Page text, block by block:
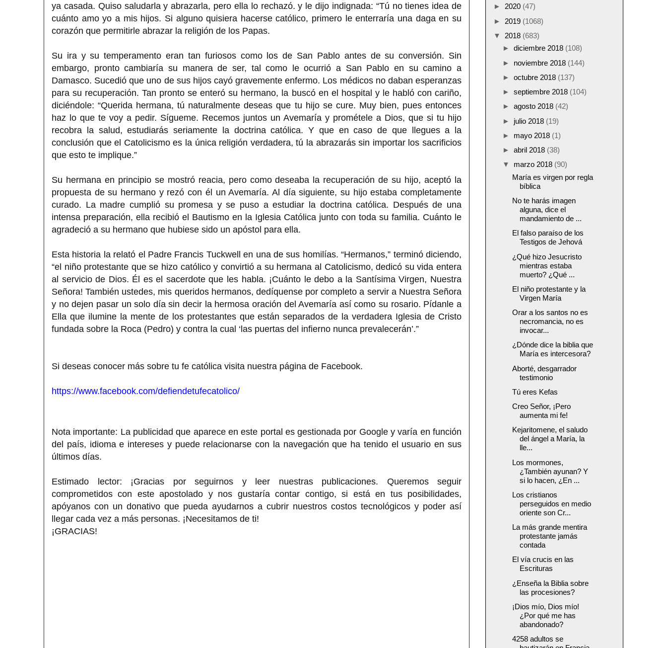
ya casada. Quiso saludarla y abrazarla, pero ella lo rechazó. y le dijo indignada: “Tú no tienes idea de
cuánto amo yo a mis hijos. Si alguno quisiera hacerse católico, primero le enterraría una daga en su
corazón que permitirle abrazar la religión de los Papas.
Su ira y su temperamento eran tan furiosos como los de San Pablo antes de su conversión. Sin
embargo, pronto cambiaría su manera de ser, tal como le ocurrió a San Pablo en su camino a
Damasco. Sucedió que uno de sus hijos cayó gravemente enfermo. Los médicos no daban esperanzas
para su recuperación. Tan pronto se enteró su hermano, la buscó en el hospital y le habló con cariño,
diciéndole: “Querida hermana, tú naturalmente deseas que tu hijo se cure. Muy bien, pues entonces
haz lo que te voy a pedir. Sígueme. Recemos juntos un Avemaría y prométele a Dios, que si tu hijo
recobra la salud, estudiarás seriamente la doctrina católica. Y que en caso de que llegues a la
conclusión que el Catolicismo es la única religión verdadera, tú la abrazarás sin importar los sacrificios
que esto te implique.”
Su hermana en principio se mostró reacia, pero como deseaba la recuperación de su hijo, aceptó la
propuesta de su hermano y rezó con él un Avemaría. Al día siguiente, su hijo estaba completamente
curado. La madre cumplió su promesa y se puso a estudiar la doctrina católica. Después de una
intensa preparación, ella recibió el Bautismo en la Iglesia Católica junto con toda su familia. Cuánto le
agradeció a su hermano que hubiese sido un apóstol para ella.
Esta historia la relató el Padre Francis Tuckwell en una de sus homilías. “Hermanos,” terminó diciendo,
“el niño protestante que se hizo católico y convirtió a su hermana al Catolicismo, dedicó su vida entera
al servicio de Dios. Él es el sacerdote que les habla. ¡Cuánto le debo a la Santísima Virgen, Nuestra
Señora! También ustedes, mis queridos hermanos, dedíquense por completo a servir a Nuestra Señora
y no dejen pasar un solo día sin decir la hermosa oración del Avemaría así como su rosario. Pídanle a
Ella que ilumine la mente de los protestantes que están separados de la verdadera Iglesia de Cristo
fundada sobre la Roca (Pedro) y contra la cual ‘las puertas del infierno nunca prevalecerán’.”
Si deseas conocer más sobre tu fe católica visita nuestra página de Facebook.
https://www.facebook.com/defiendetufecatolico/
Nota importante: La publicidad que aparece en este portal es gestionada por Google y varía en función
del país, idioma e intereses y puede relacionarse con la navegación que ha tenido el usuario en sus
últimos días.
Estimado lector: ¡Gracias por seguirnos y leer nuestras publicaciones. Queremos seguir
comprometidos con este apostolado y nos gustaría contar contigo, si está en tus posibilidades,
apóyanos con un donativo que pueda ayudarnos a cubrir nuestros costos tecnológicos y poder así
llegar cada vez a más personas. ¡Necesitamos de ti!
¡GRACIAS!
► 2020 (47)
► 2019 (1068)
▼ 2018 (683)
► diciembre 2018 (108)
► noviembre 2018 (144)
► octubre 2018 (137)
► septiembre 2018 (104)
► agosto 2018 (42)
► julio 2018 (19)
► mayo 2018 (1)
► abril 2018 (38)
▼ marzo 2018 (90)
María es virgen por regla
bíblica
No te harás imagen
alguna, dice el
mandamiento de ...
El falso paraíso de los
Testigos de Jehová
¿Qué hizo Jesucristo
mientras estaba
muerto? ¿Qué ...
El niño protestante y la
Virgen María
Orar a los santos no es
necromancia, no es
invocar...
¿Dónde dice la biblia que
María es intercesora?
Aborté, desgarrador
testimonio
Tú eres Kefas
Creo Señor, ¡Pero
aumenta mi fe!
Kejaritomene, el saludo
del ángel a María, la
lle...
Los mormones,
¿También ayunan? Y
si lo hacen, ¿En ...
Los cristianos
perseguidos en medio
oriente son Cr...
La más grande mentira
protestante jamás
contada
El vía crucis en las
Escrituras
¿Enseña la Biblia sobre
las procesiones?
¡Dios mío, Dios mío!
¿Por qué me has
abandonado?
4258 adultos se